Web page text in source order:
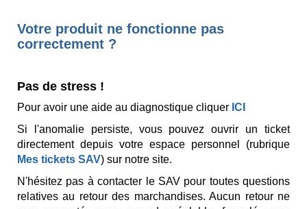
Votre produit ne fonctionne pas
correctement ?
Pas de stress !
Pour avoir une aide au diagnostique cliquer ICI
Si l'anomalie persiste, vous pouvez ouvrir un ticket
directement depuis votre espace personnel (rubrique
Mes tickets SAV) sur notre site.
N'hésitez pas à contacter le SAV pour toutes questions
relatives au retour des marchandises. Aucun retour ne